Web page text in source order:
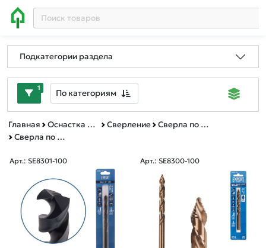
Подкатегории раздела
1 По категориям
Главная Оснастка к электроинструменту Сверление
Сверла по металлу
Сверла по металлу цилиндрический хвостовик EXPERT STARTUL
Арт.: SE8301-100 Арт.: SE8300-100